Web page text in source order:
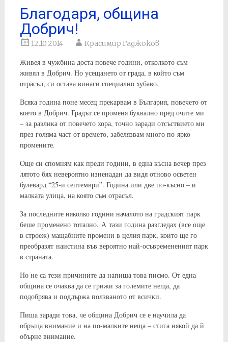
Благодаря, община
Добрич!
12.10.2014 Красимир Гаджоков
Живея в чужбина доста повече години, отколкото съм
живял в Добрич. Но усещането от града, в който съм
отрасъл, си остава винаги специално хубаво.
Всяка година поне месец прекарвам в България, повечето от
което в Добрич. Градът се променя буквално пред очите ми
– за разлика от повечето хора, точно заради отсъствието ми
през голяма част от времето, забелязвам много по-ярко
промените.
Още си спомням как преди години, в една късна вечер през
лятото бях невероятно изненадан да видя отново осветен
булевард “25-и септември”. Година или две по-късно – и
малката улица, на която съм отрасъл.
За последните няколко години началото на градският парк
беше променено тотално. А тази година разгледах (все още
в строеж) мащабните промени в целия парк, които ще го
преобразят наистина във вероятно най-осъвремененият парк
в страната.
Но не са тези причините да напиша това писмо. От една
община се очаква да се грижи за големите неща, да
подобрява и поддържа ползваното от всички.
Пиша заради това, че община Добрич се е научила да
обръща внимание и на по-малките неща – стига някой да й
обърне внимание.